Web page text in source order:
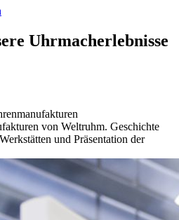
Uhrmacherlebnisse
von Weltruhm. Geschichte
und Präsentation der